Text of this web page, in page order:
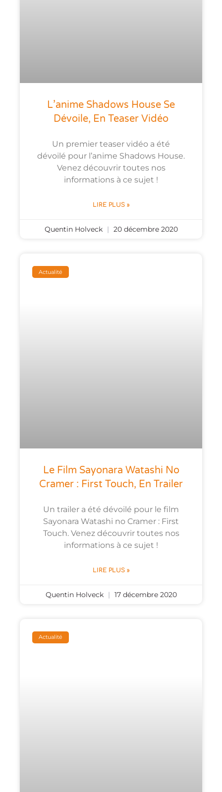
L’anime Shadows House Se
Dévoile, En Teaser Vidéo
Un premier teaser vidéo a été
dévoilé pour l’anime Shadows House.
Venez découvrir toutes nos
informations à ce sujet !
LIRE PLUS »
Quentin Holveck 20 décembre 2020
Actualité
Le Film Sayonara Watashi No
Cramer : First Touch, En Trailer
Un trailer a été dévoilé pour le film
Sayonara Watashi no Cramer : First
Touch. Venez découvrir toutes nos
informations à ce sujet !
LIRE PLUS »
Quentin Holveck 17 décembre 2020
Actualité